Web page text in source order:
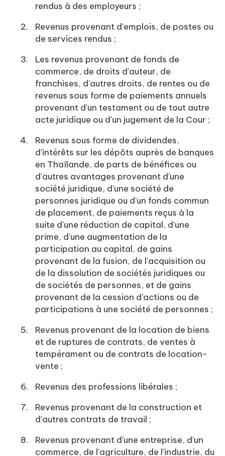
rendus à des employeurs ;
Revenus provenant d'emplois, de postes ou
de services rendus ;
Les revenus provenant de fonds de
commerce, de droits d'auteur, de
franchises, d'autres droits, de rentes ou de
revenus sous forme de paiements annuels
provenant d'un testament ou de tout autre
acte juridique ou d'un jugement de la Cour ;
Revenus sous forme de dividendes,
d'intérêts sur les dépôts auprès de banques
en Thaïlande, de parts de bénéfices ou
d'autres avantages provenant d'une
société juridique, d'une société de
personnes juridique ou d'un fonds commun
de placement, de paiements reçus à la
suite d'une réduction de capital, d'une
prime, d'une augmentation de la
participation au capital, de gains
provenant de la fusion, de l'acquisition ou
de la dissolution de sociétés juridiques ou
de sociétés de personnes, et de gains
provenant de la cession d'actions ou de
participations à une société de personnes ;
Revenus provenant de la location de biens
et de ruptures de contrats, de ventes à
tempérament ou de contrats de location-
vente ;
Revenus des professions libérales ;
Revenus provenant de la construction et
d'autres contrats de travail ;
Revenus provenant d'une entreprise, d'un
commerce, de l'agriculture, de l'industrie, du